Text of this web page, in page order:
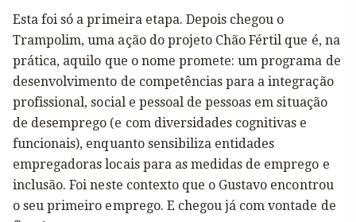
Esta foi só a primeira etapa. Depois chegou o
Trampolim, uma ação do projeto Chão Fértil que é, na
prática, aquilo que o nome promete: um programa de
desenvolvimento de competências para a integração
profissional, social e pessoal de pessoas em situação
de desemprego (e com diversidades cognitivas e
funcionais), enquanto sensibiliza entidades
empregadoras locais para as medidas de emprego e
inclusão. Foi neste contexto que o Gustavo encontrou
o seu primeiro emprego. E chegou já com vontade de